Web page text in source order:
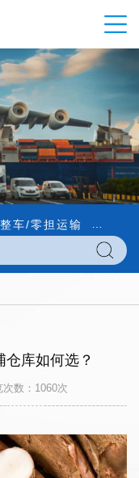
车/零担运输 内外贸
仓库如何选？
数： 1060次